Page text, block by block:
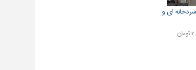
ای و